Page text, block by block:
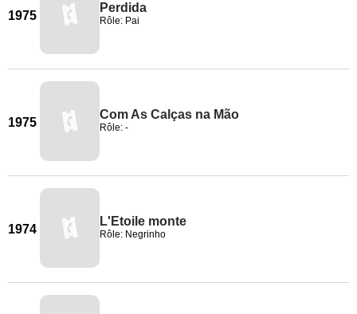
1975
Perdida
Rôle: Pai
1975
Com As Calças na Mão
Rôle: -
1974
L'Etoile monte
Rôle: Negrinho